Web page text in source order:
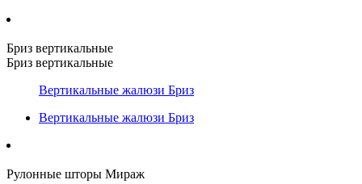
Бриз вертикальные
Бриз вертикальные
Вертикальные жалюзи Бриз
Вертикальные жалюзи Бриз
Рулонные шторы Мираж